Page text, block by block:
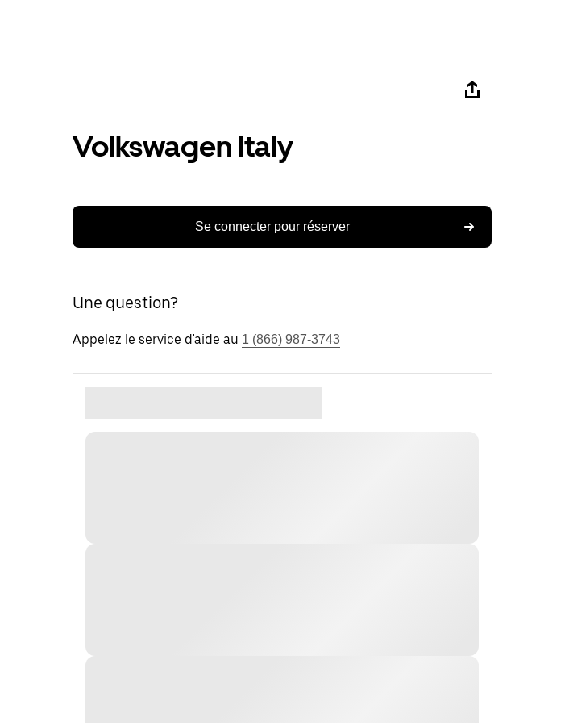
Volkswagen Italy
Se connecter pour réserver
Une question?
Appelez le service d'aide au 1 (866) 987-3743